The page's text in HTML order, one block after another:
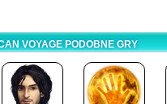
VOYAGE PODOBNE GRY